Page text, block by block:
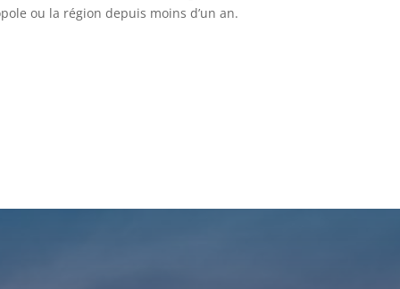
ou la région depuis moins d’un an.